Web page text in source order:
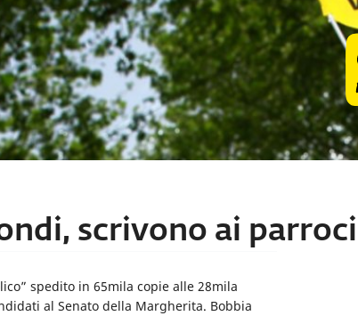
scrivono ai parroci
spedito in 65mila copie alle 28mila
al Senato della Margherita. Bobbia